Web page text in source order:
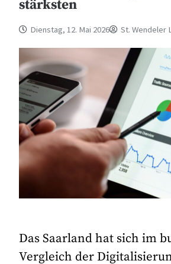
stärksten
Dienstag, 12. Mai 2026 St. Wendeler
Das Saarland hat sich im
Vergleich der